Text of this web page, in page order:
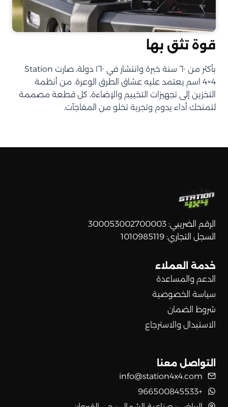
قوة تثق بها
بأكثر من ٦٠ سنة خبرة وانتشار في ١٦٠ دولة، صارت Station
4×4 اسم يعتمد عليه عشاق الطرق الوعرة. من أنظمة
التخزين إلى تجهيزات التخييم والإضاءة، كل قطعة مصممة
لتمنحك أداء يدوم وتجربة تخلو من المفاجآت.
الرقم الضريبي: 300053002700003
السجل التجاري: 1010985119
خدمة العملاء
الدعم والمساعدة
سياسة الخصوصية
شروط الضمان
الاستبدال والاسترجاع
التواصل معنا
info@station4x4.com
+966500845533